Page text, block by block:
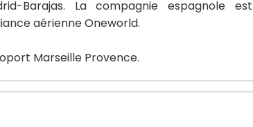
Barajas. La compagnie espagnole est
aérienne Oneworld.
Marseille Provence.